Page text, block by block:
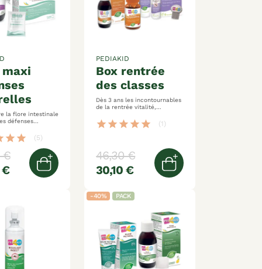
la flore intestinale
défenses
star star (5)
€
€
Ajouter au panier
box rentrée
des classes
PEDIAKID
Dès 3 ans les incontournables
de la rentrée vitalité,
star star star star star (1)
46,30 €
30,10 €
Ajouter au panier
-40% PACK